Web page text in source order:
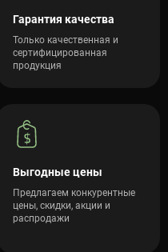
Гарантия качества
Только качественная и
сертифицированная
продукция
Выгодные цены
Предлагаем конкурентные
цены, скидки, акции и
распродажи